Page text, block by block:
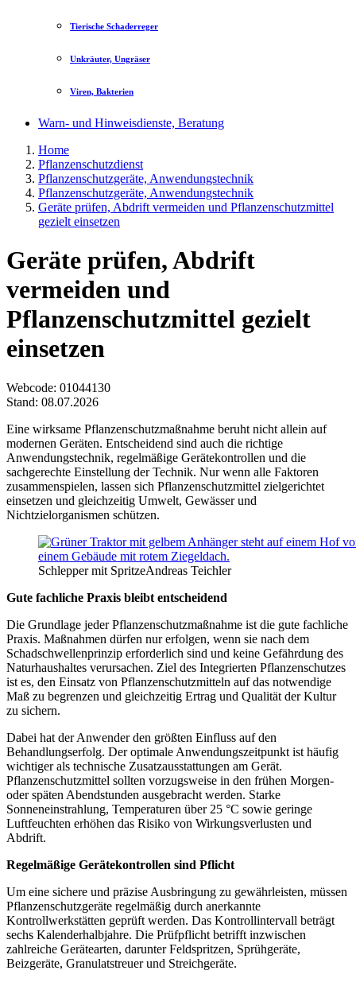
Tierische Schaderreger
Unkräuter, Ungräser
Viren, Bakterien
Warn- und Hinweisdienste, Beratung
Home
Pflanzenschutzdienst
Pflanzenschutzgeräte, Anwendungstechnik
Pflanzenschutzgeräte, Anwendungstechnik
Geräte prüfen, Abdrift vermeiden und Pflanzenschutzmittel
gezielt einsetzen
Geräte prüfen, Abdrift
vermeiden und
Pflanzenschutzmittel gezielt
einsetzen
Webcode: 01044130
Stand: 08.07.2026
Eine wirksame Pflanzenschutzmaßnahme beruht nicht allein auf
modernen Geräten. Entscheidend sind auch die richtige
Anwendungstechnik, regelmäßige Gerätekontrollen und die
sachgerechte Einstellung der Technik. Nur wenn alle Faktoren
zusammenspielen, lassen sich Pflanzenschutzmittel zielgerichtet
einsetzen und gleichzeitig Umwelt, Gewässer und
Nichtzielorganismen schützen.
Schlepper mit SpritzeAndreas Teichler
Gute fachliche Praxis bleibt entscheidend
Die Grundlage jeder Pflanzenschutzmaßnahme ist die gute fachliche
Praxis. Maßnahmen dürfen nur erfolgen, wenn sie nach dem
Schadschwellenprinzip erforderlich sind und keine Gefährdung des
Naturhaushaltes verursachen. Ziel des Integrierten Pflanzenschutzes
ist es, den Einsatz von Pflanzenschutzmitteln auf das notwendige
Maß zu begrenzen und gleichzeitig Ertrag und Qualität der Kultur
zu sichern.
Dabei hat der Anwender den größten Einfluss auf den
Behandlungserfolg. Der optimale Anwendungszeitpunkt ist häufig
wichtiger als technische Zusatzausstattungen am Gerät.
Pflanzenschutzmittel sollten vorzugsweise in den frühen Morgen-
oder späten Abendstunden ausgebracht werden. Starke
Sonneneinstrahlung, Temperaturen über 25 °C sowie geringe
Luftfeuchten erhöhen das Risiko von Wirkungsverlusten und
Abdrift.
Regelmäßige Gerätekontrollen sind Pflicht
Um eine sichere und präzise Ausbringung zu gewährleisten, müssen
Pflanzenschutzgeräte regelmäßig durch anerkannte
Kontrollwerkstätten geprüft werden. Das Kontrollintervall beträgt
sechs Kalenderhalbjahre. Die Prüfpflicht betrifft inzwischen
zahlreiche Gerätearten, darunter Feldspritzen, Sprühgeräte,
Beizgeräte, Granulatstreuer und Streichgeräte.